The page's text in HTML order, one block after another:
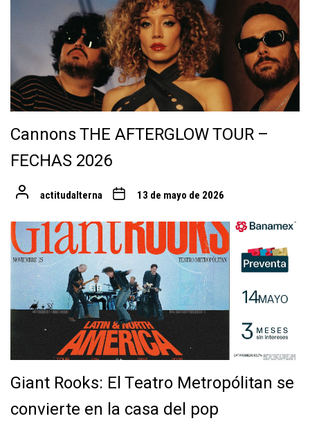
Cannons THE AFTERGLOW TOUR –
FECHAS 2026
actitudalterna 13 de mayo de 2026
Giant Rooks: El Teatro Metropólitan se
convierte en la casa del pop